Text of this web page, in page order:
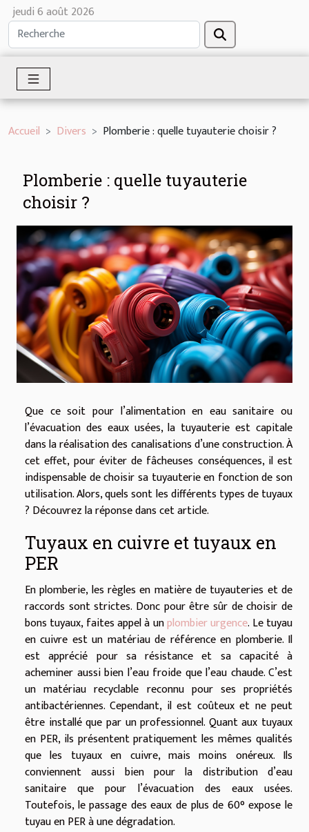
jeudi 6 août 2026
Accueil Divers Plomberie : quelle tuyauterie choisir ?
Plomberie : quelle tuyauterie
choisir ?
Que ce soit pour l’alimentation en eau sanitaire ou
l’évacuation des eaux usées, la tuyauterie est capitale
dans la réalisation des canalisations d’une construction. À
cet effet, pour éviter de fâcheuses conséquences, il est
indispensable de choisir sa tuyauterie en fonction de son
utilisation. Alors, quels sont les différents types de tuyaux
? Découvrez la réponse dans cet article.
Tuyaux en cuivre et tuyaux en
PER
En plomberie, les règles en matière de tuyauteries et de
raccords sont strictes. Donc pour être sûr de choisir de
bons tuyaux, faites appel à unplombier urgence. Le tuyau
en cuivre est un matériau de référence en plomberie. Il
est apprécié pour sa résistance et sa capacité à
acheminer aussi bien l’eau froide que l’eau chaude. C’est
un matériau recyclable reconnu pour ses propriétés
antibactériennes. Cependant, il est coûteux et ne peut
être installé que par un professionnel. Quant aux tuyaux
en PER, ils présentent pratiquement les mêmes qualités
que les tuyaux en cuivre, mais moins onéreux. Ils
conviennent aussi bien pour la distribution d’eau
sanitaire que pour l’évacuation des eaux usées.
Toutefois, le passage des eaux de plus de 60° expose le
tuyau en PER à une dégradation.